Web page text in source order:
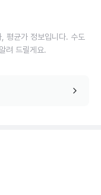
균가 정보입니다. 수도
려 드릴게요.